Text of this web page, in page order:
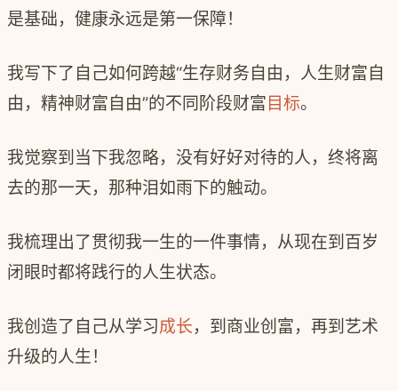
是基础，健康永远是第一保障！
我写下了自己如何跨越“生存财务自由，人生财富自
由，精神财富自由”的不同阶段财富 目标。
我觉察到当下我忽略，没有好好对待的人，终将离
去的那一天，那种泪如雨下的触动。
我梳理出了贯彻我一生的一件事情，从现在到百岁
闭眼时都将践行的人生状态。
我创造了自己从学习成长，到商业创富，再到艺术
升级的人生！